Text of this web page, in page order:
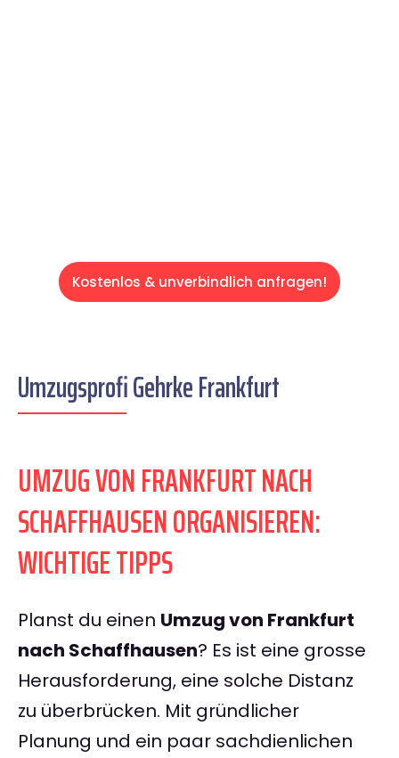
Kostenlos & unverbindlich anfragen!
Umzugsprofi Gehrke Frankfurt
UMZUG VON FRANKFURT NACH
SCHAFFHAUSEN ORGANISIEREN:
WICHTIGE TIPPS
Planst du einen Umzug von Frankfurt
nach Schaffhausen? Es ist eine grosse
Herausforderung, eine solche Distanz
zu überbrücken. Mit gründlicher
Planung und ein paar sachdienlichen